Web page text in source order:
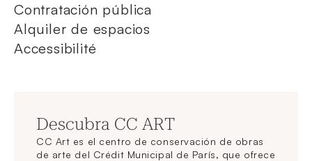
Contratación pública
Alquiler de espacios
Accessibilité
Descubra CC ART
CC Art es el centro de conservación de obras
de arte del Crédit Municipal de París, que ofrece